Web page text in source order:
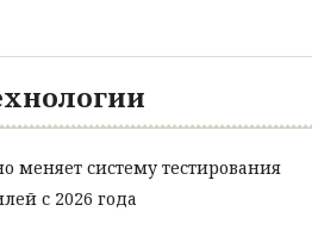
меняет систему тестирования
с 2026 года